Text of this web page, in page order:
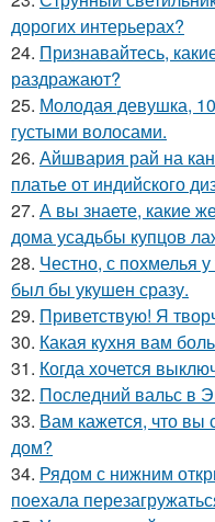
дорогих интерьерах?
24. Признавайтесь,
раздражают?
25. Молодая девушка,
густыми волосами.
26. Айшвария рай на
платье от индийского
27. А вы знаете, какие
дома усадьбы купцов
28. Честно, с похмелья
был бы укушен сразу.
29. Приветствую! Я
30. Какая кухня вам
31. Когда хочется
32. Последний вальс в
33. Вам кажется, что вы
дом?
34. Рядом с нижним
поехала